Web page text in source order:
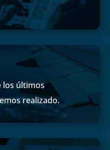
los últimos
realizado.